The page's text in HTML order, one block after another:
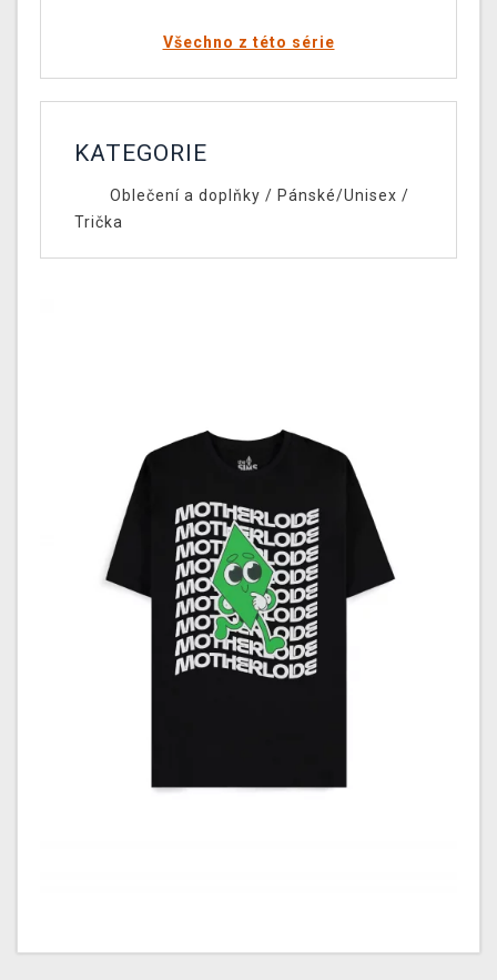
Všechno z této série
KATEGORIE
Oblečení a doplňky / Pánské/Unisex /
Trička